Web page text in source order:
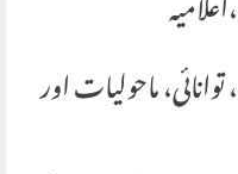
ماحولیات اور